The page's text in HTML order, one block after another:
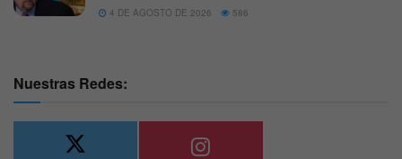
4 DE AGOSTO DE 2026 586
Nuestras Redes: